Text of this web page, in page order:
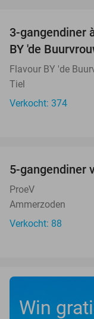
3-gangendiner
BY 'de
Flavour BY 'de
Tiel
Verkocht: 374
5-gangendiner
ProeV
Ammerzoden
Verkocht: 88
Win